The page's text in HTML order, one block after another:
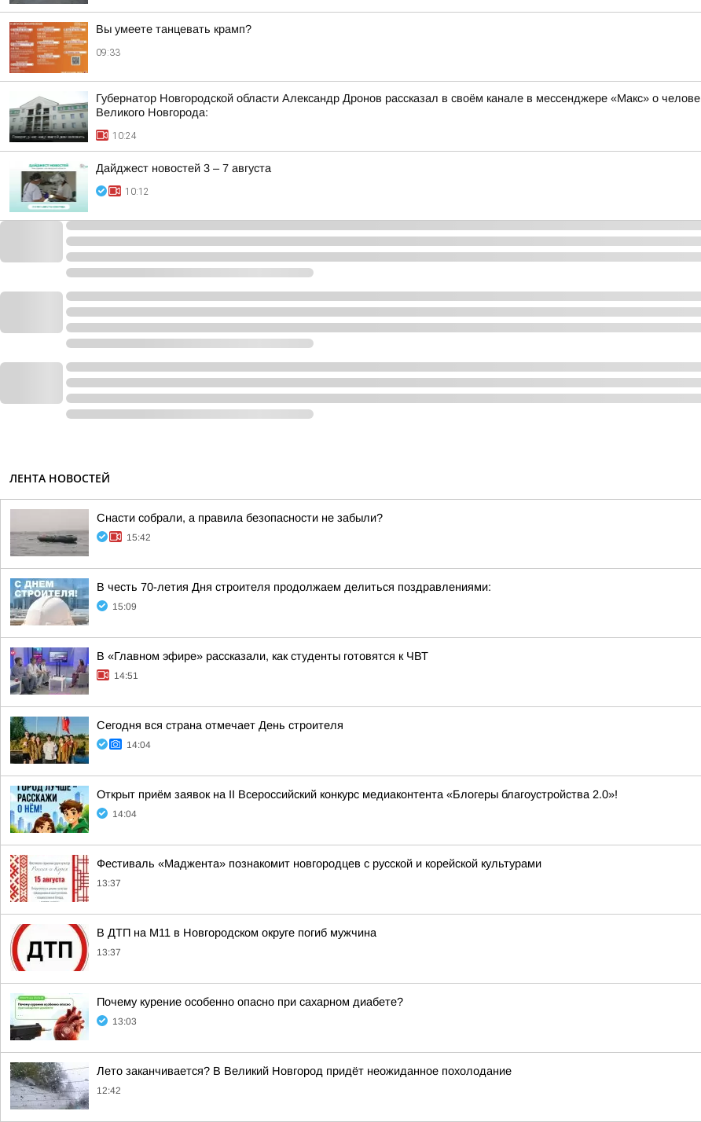
Вы умеете танцевать крамп?
09:33
Губернатор Новгородской области Александр Дронов рассказал в своём канале в мессенджере «Макс» о
Великого Новгорода:
10:24
Дайджест новостей 3 – 7 августа
10:12
ЛЕНТА НОВОСТЕЙ
Снасти собрали, а правила безопасности не забыли?
15:42
В честь 70-летия Дня строителя продолжаем делиться поздравлениями:
15:09
В «Главном эфире» рассказали, как студенты готовятся к ЧВТ
14:51
Сегодня вся страна отмечает День строителя
14:04
Открыт приём заявок на II Всероссийский конкурс медиаконтента «Блогеры благоустройства 2.0»!
14:04
Фестиваль «Маджента» познакомит новгородцев с русской и корейской культурами
13:37
В ДТП на М11 в Новгородском округе погиб мужчина
13:37
Почему курение особенно опасно при сахарном диабете?
13:03
Лето заканчивается? В Великий Новгород придёт неожиданное похолодание
12:42